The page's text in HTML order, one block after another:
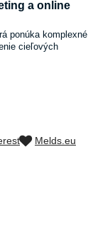
a online
ponúka komplexné
cieľových
Melds.eu